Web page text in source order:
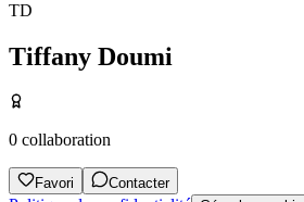
TD
Tiffany Doumi
0 collaboration
Favori Contacter